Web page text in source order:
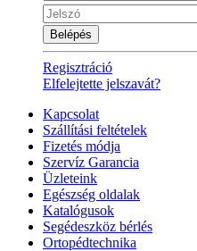
Belépés
Regisztráció
Elfelejtette jelszavát?
Kapcsolat
Szállítási feltételek
Fizetés módja
Szervíz Garancia
Üzleteink
Egészség oldalak
Katalógusok
Segédeszköz bérlés
Ortopédtechnika